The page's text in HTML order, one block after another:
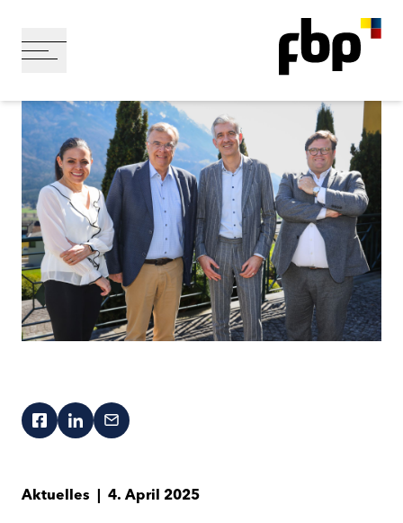
Aktuelles 4. April 2025